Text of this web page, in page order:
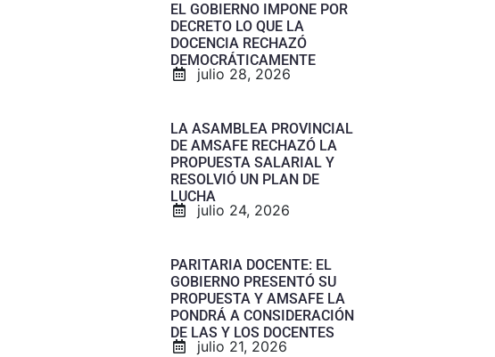
EL GOBIERNO IMPONE POR
DECRETO LO QUE LA
DOCENCIA RECHAZÓ
DEMOCRÁTICAMENTE
julio 28, 2026
LA ASAMBLEA PROVINCIAL
DE AMSAFE RECHAZÓ LA
PROPUESTA SALARIAL Y
RESOLVIÓ UN PLAN DE
LUCHA
julio 24, 2026
PARITARIA DOCENTE: EL
GOBIERNO PRESENTÓ SU
PROPUESTA Y AMSAFE LA
PONDRÁ A CONSIDERACIÓN
DE LAS Y LOS DOCENTES
julio 21, 2026